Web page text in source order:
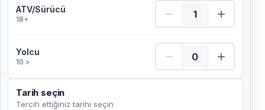
ATV/Sürücü
18+
ATV/Sürücü Adet
Yolcu
10 >
Yolcu Adet
Tarih seçin
Tercih ettiğiniz tarihi seçin